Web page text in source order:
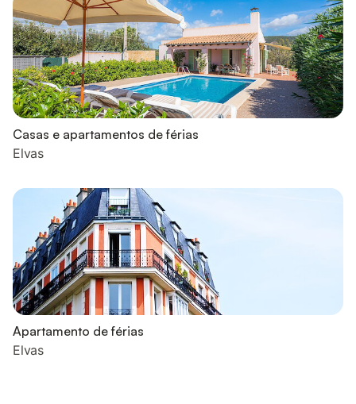
Casas e apartamentos de férias
Elvas
Apartamento de férias
Elvas